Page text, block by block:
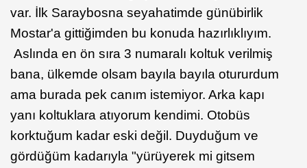
var. İlk Saraybosna seyahatimde günübirlik
Mostar'a gittiğimden bu konuda hazırlıklıyım.
Aslında en ön sıra 3 numaralı koltuk verilmiş
bana, ülkemde olsam bayıla bayıla otururdum
ama burada pek canım istemiyor. Arka kapı
yanı koltuklara atıyorum kendimi. Otobüs
korktuğum kadar eski değil. Duyduğum ve
gördüğüm kadarıyla "yürüyerek mi gitsem